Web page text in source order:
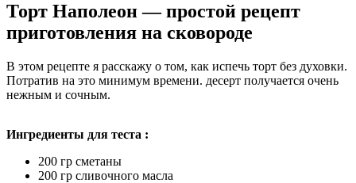
Торт Наполеон — простой рецепт
приготовления на сковороде
В этом рецепте я расскажу о том, как испечь торт без духовки.
Потратив на это минимум времени. десерт получается очень
нежным и сочным.
Ингредиенты для теста :
200 гр сметаны
200 гр сливочного масла